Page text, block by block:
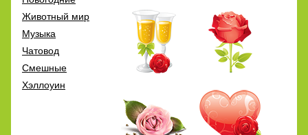
Животный мир
Музыка
Чатовод
Смешные
Хэллоуин